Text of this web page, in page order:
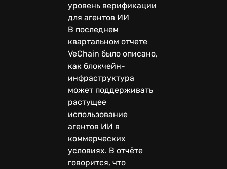
уровень верификации
для агентов ИИ
В последнем
квартальном отчете
VeChain было описано,
как блокчейн-
инфраструктура
может поддерживать
растущее
использование
агентов ИИ в
коммерческих
условиях. В отчёте
говорится, что